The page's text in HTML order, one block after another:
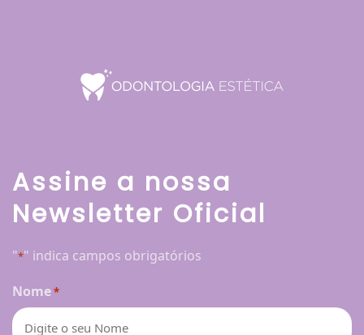
Assine a nossa
Newsletter Oficial
"*" indica campos obrigatórios
Nome*